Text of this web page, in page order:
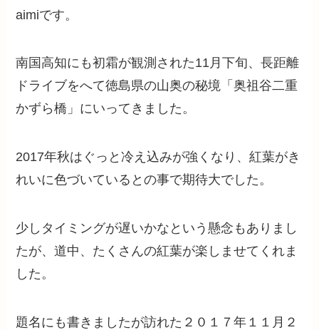
aimiです。
南国高知にも初霜が観測された11月下旬、長距離
ドライブをへて徳島県の山奥の秘境「奥祖谷二重
かずら橋」にいってきました。
2017年秋はぐっと冷え込みが強くなり、紅葉がき
れいに色づいているとの事で期待大でした。
少しタイミングが遅いかなという懸念もありまし
たが、道中、たくさんの紅葉が楽しませてくれま
した。
題名にも書きましたが訪れた２０１７年１１月２